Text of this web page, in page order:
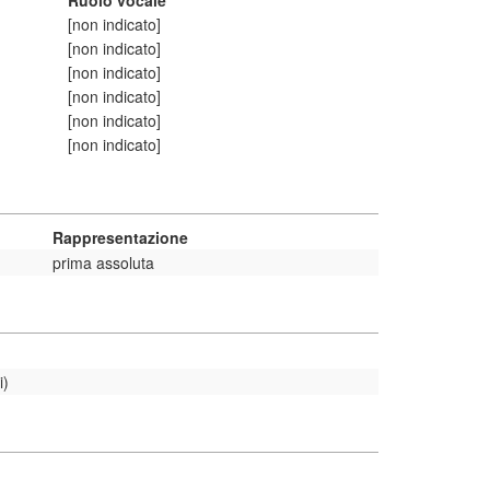
[non indicato]
[non indicato]
[non indicato]
[non indicato]
[non indicato]
[non indicato]
Rappresentazione
prima assoluta